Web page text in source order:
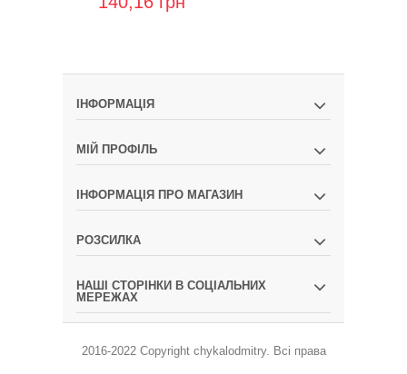
ІНФОРМАЦІЯ
МІЙ ПРОФІЛЬ
ІНФОРМАЦІЯ ПРО МАГАЗИН
РОЗСИЛКА
НАШІ СТОРІНКИ В СОЦІАЛЬНИХ
МЕРЕЖАХ
2016-2022 Copyright chykalodmitry. Всі права